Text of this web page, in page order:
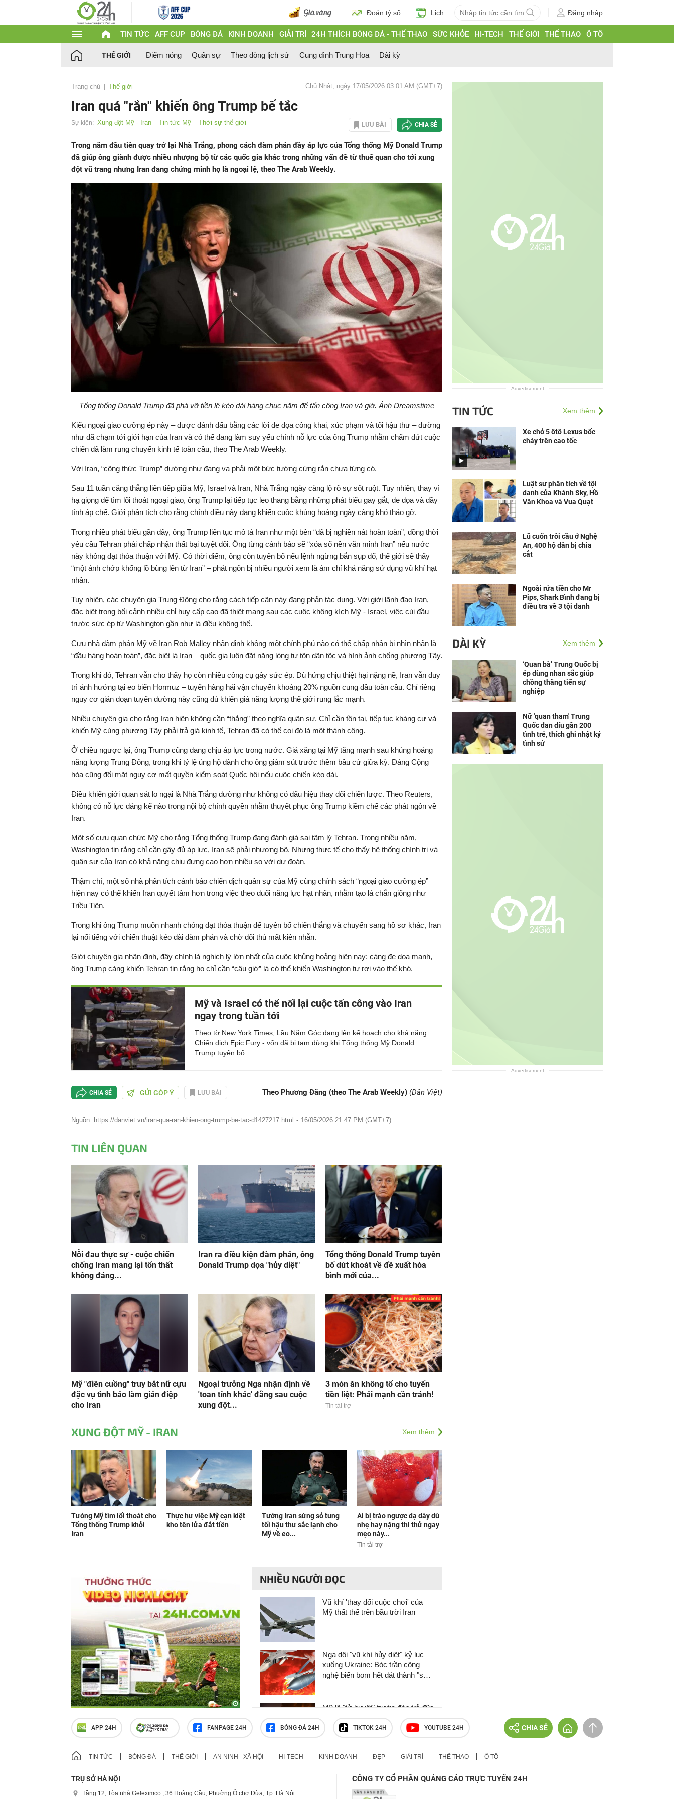
Đoán tỷ số Lịch Đăng nhập
TIN TỨC AFF CUP BÓNG ĐÁ KINH DOANH GIẢI TRÍ 24H THÍCH BÓNG ĐÁ - THỂ THAO SỨC KHỎE HI-TECH THẾ GIỚI THỂ THAO Ô TÔ
THẾ GIỚI Điểm nóng Quân sự Theo dòng lịch sử Cung đình Trung Hoa Dài kỳ
Trang chủ Thế giới Chủ Nhật, ngày 17/05/2026 03:01 AM (GMT+7)
Iran quá "rắn" khiến ông Trump bế tắc
Sự kiện: Xung đột Mỹ - Iran Tin tức Mỹ Thời sự thế giới LƯU BÀI CHIA SẺ
Trong năm đầu tiên quay trở lại Nhà Trắng, phong cách đàm phán đầy áp lực của Tổng thống Mỹ Donald Trump
đã giúp ông giành được nhiều nhượng bộ từ các quốc gia khác trong những vấn đề từ thuế quan cho tới xung
đột vũ trang nhưng Iran đang chứng minh họ là ngoại lệ, theo The Arab Weekly.
Tổng thống Donald Trump đã phá vỡ tiền lệ kéo dài hàng chục năm để tấn công Iran và giờ. Ảnh Dreamstime
Kiểu ngoại giao cưỡng ép này – được đánh dấu bằng các lời đe dọa công khai, xúc phạm và tối hậu thư – dường
như đã chạm tới giới hạn của Iran và có thể đang làm suy yếu chính nỗ lực của ông Trump nhằm chấm dứt cuộc
chiến đã làm rung chuyển kinh tế toàn cầu, theo The Arab Weekly.
Với Iran, “công thức Trump” dường như đang va phải một bức tường cứng rắn chưa từng có.
Sau 11 tuần căng thẳng liên tiếp giữa Mỹ, Israel và Iran, Nhà Trắng ngày càng lộ rõ sự sốt ruột. Tuy nhiên, thay vì
hạ giọng để tìm lối thoát ngoại giao, ông Trump lại tiếp tục leo thang bằng những phát biểu gay gắt, đe dọa và đầy
tính áp chế. Giới phân tích cho rằng chính điều này đang khiến cuộc khủng hoảng ngày càng khó tháo gỡ.
Trong nhiều phát biểu gần đây, ông Trump liên tục mô tả Iran như một bên “đã bị nghiền nát hoàn toàn”, đồng thời
yêu cầu Tehran phải chấp nhận thất bại tuyệt đối. Ông từng cảnh báo sẽ “xóa sổ nền văn minh Iran” nếu nước
này không đạt thỏa thuận với Mỹ. Có thời điểm, ông còn tuyên bố nếu lệnh ngừng bắn sụp đổ, thế giới sẽ thấy
“một ánh chớp khổng lồ bùng lên từ Iran” – phát ngôn bị nhiều người xem là ám chỉ khả năng sử dụng vũ khí hạt
nhân.
Tuy nhiên, các chuyên gia Trung Đông cho rằng cách tiếp cận này đang phản tác dụng. Với giới lãnh đạo Iran,
đặc biệt trong bối cảnh nhiều chỉ huy cấp cao đã thiệt mạng sau các cuộc không kích Mỹ - Israel, việc cúi đầu
trước sức ép từ Washington gần như là điều không thể.
Cựu nhà đàm phán Mỹ về Iran Rob Malley nhận định không một chính phủ nào có thể chấp nhận bị nhìn nhận là
“đầu hàng hoàn toàn”, đặc biệt là Iran – quốc gia luôn đặt nặng lòng tự tôn dân tộc và hình ảnh chống phương Tây.
Trong khi đó, Tehran vẫn cho thấy họ còn nhiều công cụ gây sức ép. Dù hứng chịu thiệt hại nặng nề, Iran vẫn duy
trì ảnh hưởng tại eo biển Hormuz – tuyến hàng hải vận chuyển khoảng 20% nguồn cung dầu toàn cầu. Chỉ riêng
nguy cơ gián đoạn tuyến đường này cũng đủ khiến giá năng lượng thế giới rung lắc mạnh.
Nhiều chuyên gia cho rằng Iran hiện không cần “thắng” theo nghĩa quân sự. Chỉ cần tồn tại, tiếp tục kháng cự và
khiến Mỹ cùng phương Tây phải trả giá kinh tế, Tehran đã có thể coi đó là một thành công.
Ở chiều ngược lại, ông Trump cũng đang chịu áp lực trong nước. Giá xăng tại Mỹ tăng mạnh sau khủng hoảng
năng lượng Trung Đông, trong khi tỷ lệ ủng hộ dành cho ông giảm sút trước thềm bầu cử giữa kỳ. Đảng Cộng
hòa cũng đối mặt nguy cơ mất quyền kiểm soát Quốc hội nếu cuộc chiến kéo dài.
Điều khiến giới quan sát lo ngại là Nhà Trắng dường như không có dấu hiệu thay đổi chiến lược. Theo Reuters,
không có nỗ lực đáng kể nào trong nội bộ chính quyền nhằm thuyết phục ông Trump kiềm chế các phát ngôn về
Iran.
Một số cựu quan chức Mỹ cho rằng Tổng thống Trump đang đánh giá sai tâm lý Tehran. Trong nhiều năm,
Washington tin rằng chỉ cần gây đủ áp lực, Iran sẽ phải nhượng bộ. Nhưng thực tế cho thấy hệ thống chính trị và
quân sự của Iran có khả năng chịu đựng cao hơn nhiều so với dự đoán.
Thậm chí, một số nhà phân tích cảnh báo chiến dịch quân sự của Mỹ cùng chính sách “ngoại giao cưỡng ép”
hiện nay có thể khiến Iran quyết tâm hơn trong việc theo đuổi năng lực hạt nhân, nhằm tạo lá chắn giống như
Triều Tiên.
Trong khi ông Trump muốn nhanh chóng đạt thỏa thuận để tuyên bố chiến thắng và chuyển sang hồ sơ khác, Iran
lại nổi tiếng với chiến thuật kéo dài đàm phán và chờ đối thủ mất kiên nhẫn.
Giới chuyên gia nhận định, đây chính là nghịch lý lớn nhất của cuộc khủng hoảng hiện nay: càng đe dọa mạnh,
ông Trump càng khiến Tehran tin rằng họ chỉ cần “câu giờ” là có thể khiến Washington tự rơi vào thế khó.
Mỹ và Israel có thể nối lại cuộc tấn công vào Iran
ngay trong tuần tới
Theo tờ New York Times, Lầu Năm Góc đang lên kế hoạch cho khả năng
Chiến dịch Epic Fury - vốn đã bị tạm dừng khi Tổng thống Mỹ Donald
Trump tuyên bố...
CHIA SẺ GỬI GÓP Ý LƯU BÀI Theo Phương Đăng (theo The Arab Weekly) (Dân Việt)
Nguồn: https://danviet.vn/iran-qua-ran-khien-ong-trump-be-tac-d1427217.html - 16/05/2026 21:47 PM (GMT+7)
TIN LIÊN QUAN
Nỗi đau thực sự - cuộc chiến
chống Iran mang lại tổn thất
không đáng...
Iran ra điều kiện đàm phán, ông
Donald Trump dọa "hủy diệt"
Tổng thống Donald Trump tuyên
bố dứt khoát về đề xuất hòa
bình mới của...
Mỹ "điên cuồng" truy bắt nữ cựu
đặc vụ tình báo làm gián điệp
cho Iran
Ngoại trưởng Nga nhận định về
'toan tính khác' đằng sau cuộc
xung đột...
3 món ăn không tố cho tuyến
tiền liệt: Phái mạnh cần tránh!
Tin tài trợ
XUNG ĐỘT MỸ - IRAN Xem thêm
Tướng Mỹ tìm lối thoát cho
Tổng thống Trump khỏi
Iran
Thực hư việc Mỹ cạn kiệt
kho tên lửa đắt tiền
Tướng Iran sừng sỏ tung
tối hậu thư sắc lạnh cho
Mỹ về eo...
Ai bị trào ngược dạ dày dù
nhẹ hay nặng thì thử ngay
mẹo này...
Tin tài trợ
NHIỀU NGƯỜI ĐỌC
Vũ khí 'thay đổi cuộc chơi' của
Mỹ thất thế trên bầu trời Iran
Nga dội "vũ khí hủy diệt" kỷ lục
xuống Ukraine: Bóc trần công
nghệ biến bom hết đát thành "sát
Mỹ lộ "tử huyệt" trước đòn trả đũa
khốc liệt của Iran, ông Trump nổi
cơn thịnh nộ
Iran đặt quân đội vào trạng thái
Advertisement
TIN TỨC Xem thêm
Xe chở 5 ôtô Lexus bốc
cháy trên cao tốc
Luật sư phân tích về tội
danh của Khánh Sky, Hồ
Văn Khoa và Vua Quạt
Lũ cuốn trôi cầu ở Nghệ
An, 400 hộ dân bị chia
cắt
Ngoài rửa tiền cho Mr
Pips, Shark Bình đang bị
điều tra về 3 tội danh
DÀI KỲ Xem thêm
‘Quan bà’ Trung Quốc bị
ép dùng nhan sắc giúp
chồng thăng tiến sự
nghiệp
Nữ 'quan tham' Trung
Quốc dan díu gần 200
tình trẻ, thích ghi nhật ký
tình sử
Advertisement
APP 24H FANPAGE 24H BÓNG ĐÁ 24H TIKTOK 24H YOUTUBE 24H CHIA SẺ
TIN TỨC BÓNG ĐÁ THẾ GIỚI AN NINH - XÃ HỘI HI-TECH KINH DOANH ĐẸP GIẢI TRÍ THỂ THAO Ô TÔ
TRỤ SỞ HÀ NỘI
Tầng 12, Tòa nhà Geleximco , 36 Hoàng Cầu, Phường Ô chợ Dừa, Tp. Hà Nội
CÔNG TY CỔ PHẦN QUẢNG CÁO TRỰC TUYẾN 24H